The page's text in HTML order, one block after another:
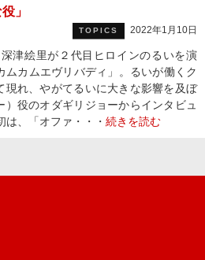
」
TOPICS 2022年1月10日
津絵里が２代目ヒロインのるいを演
ムカムエヴリバディ」。るいが働くク
現れ、やがてるいに大きな影響を及ぼ
役のオダギリジョーからインタビュ
、「オファ・・・ 続きを読む